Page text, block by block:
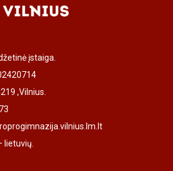
įstaiga.
,Vilnius.
lietuvių.